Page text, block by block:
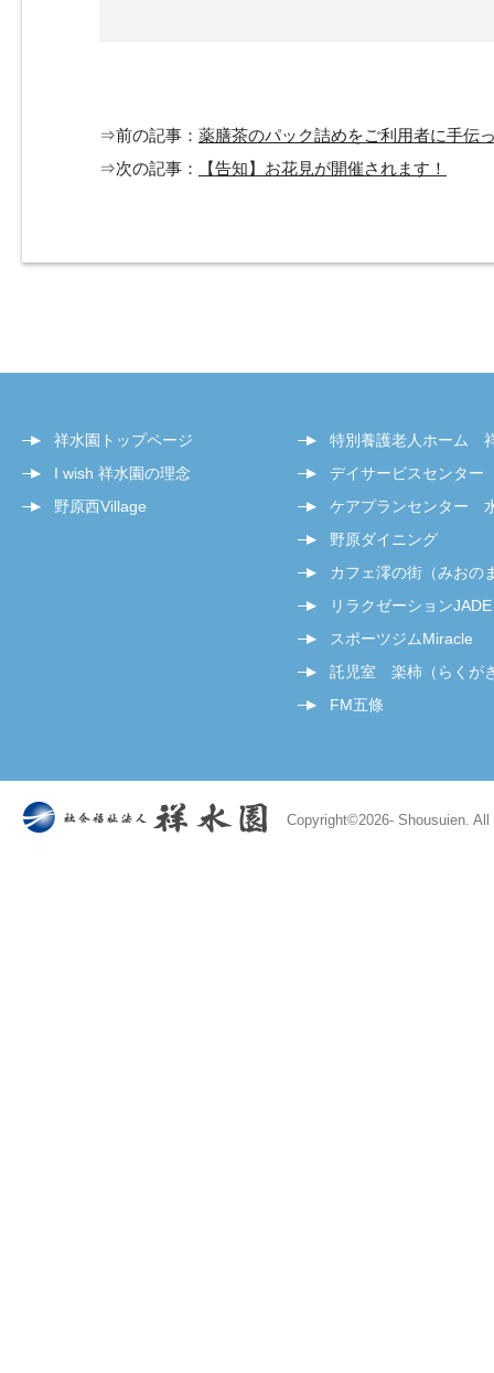
⇒前の記事： 薬膳茶のパック詰めをご利用者に手伝
⇒次の記事：
【告知】お花見が開催されます！
祥水園トップページ
I wish 祥水園の理念
野原西Village
特別養護老人ホーム
デイサービスセンタ
ケアプランセンター
野原ダイニング
カフェ澪の街（みおの
リラクゼーションJADE
スポーツジムMiracle
託児室 楽柿（らくが
FM五條
Copyright©2026- Shousuien.